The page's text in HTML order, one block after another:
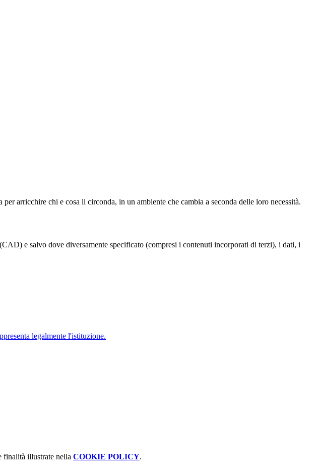
arricchire chi e cosa li circonda, in un ambiente che cambia a seconda delle loro necessità.
e salvo dove diversamente specificato (compresi i contenuti incorporati di terzi), i dati, i
legalmente l'istituzione.
finalità illustrate nella COOKIE POLICY.